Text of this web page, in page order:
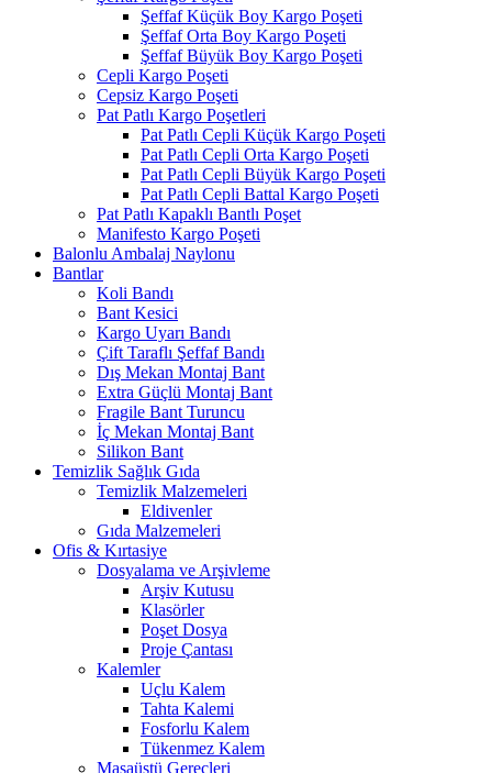
Şeffaf Küçük Boy Kargo Poşeti
Şeffaf Orta Boy Kargo Poşeti
Şeffaf Büyük Boy Kargo Poşeti
Cepli Kargo Poşeti
Cepsiz Kargo Poşeti
Pat Patlı Kargo Poşetleri
Pat Patlı Cepli Küçük Kargo Poşeti
Pat Patlı Cepli Orta Kargo Poşeti
Pat Patlı Cepli Büyük Kargo Poşeti
Pat Patlı Cepli Battal Kargo Poşeti
Pat Patlı Kapaklı Bantlı Poşet
Manifesto Kargo Poşeti
Balonlu Ambalaj Naylonu
Bantlar
Koli Bandı
Bant Kesici
Kargo Uyarı Bandı
Çift Taraflı Şeffaf Bandı
Dış Mekan Montaj Bant
Extra Güçlü Montaj Bant
Fragile Bant Turuncu
İç Mekan Montaj Bant
Silikon Bant
Temizlik Sağlık Gıda
Temizlik Malzemeleri
Eldivenler
Gıda Malzemeleri
Ofis & Kırtasiye
Dosyalama ve Arşivleme
Arşiv Kutusu
Klasörler
Poşet Dosya
Proje Çantası
Kalemler
Uçlu Kalem
Tahta Kalemi
Fosforlu Kalem
Tükenmez Kalem
Masaüstü Gereçleri